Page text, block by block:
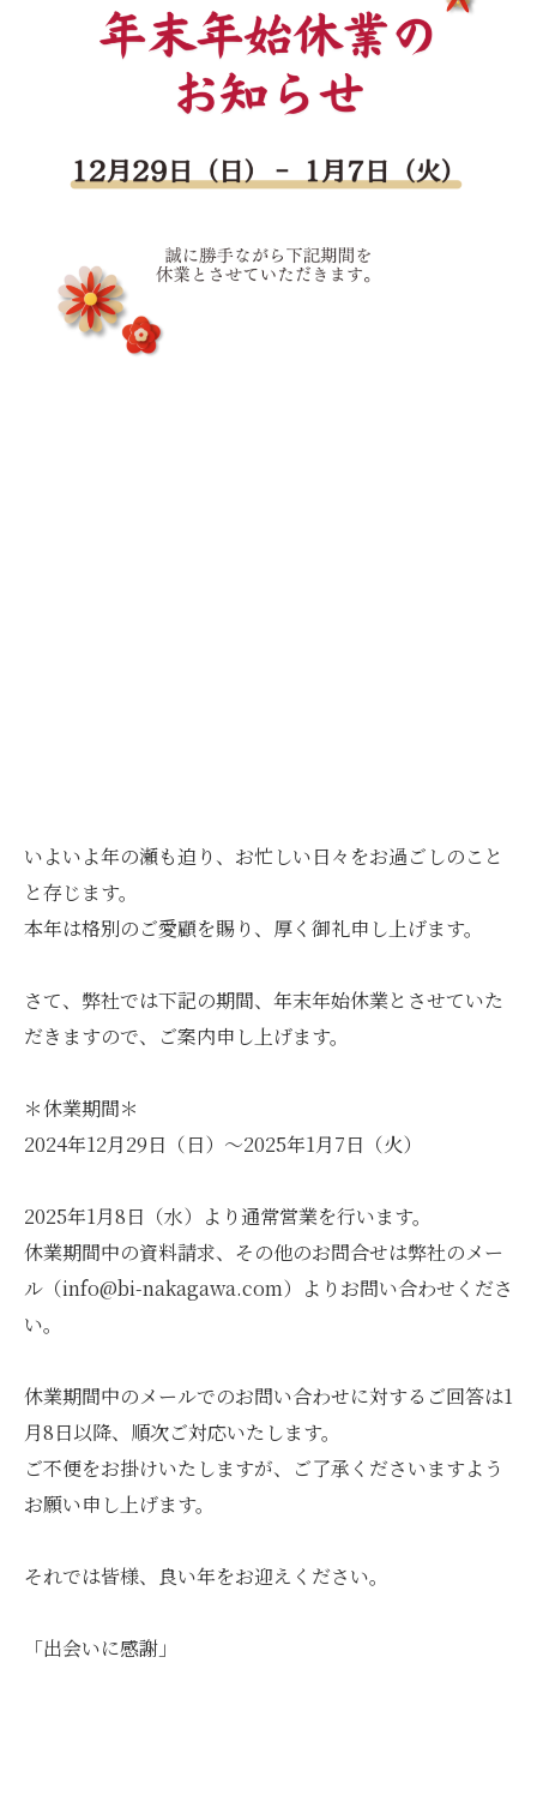
いよいよ年の瀬も迫り、お忙しい日々をお過ごしのこと
と存じます。
本年は格別のご愛顧を賜り、厚く御礼申し上げます。
さて、弊社では下記の期間、年末年始休業とさせていた
だきますので、ご案内申し上げます。
＊休業期間＊
2024年12月29日（日）～2025年1月7日（火）
2025年1月8日（水）より通常営業を行います。
休業期間中の資料請求、その他のお問合せは弊社のメー
ル（info@bi-nakagawa.com）よりお問い合わせくださ
い。
休業期間中のメールでのお問い合わせに対するご回答は1
月8日以降、順次ご対応いたします。
ご不便をお掛けいたしますが、ご了承くださいますよう
お願い申し上げます。
それでは皆様、良い年をお迎えください。
「出会いに感謝」